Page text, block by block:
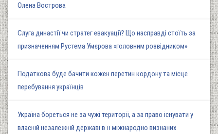
Олена Вострова
Слуга династії чи стратег евакуації? Що насправді стоїть за
призначенням Рустема Умєрова «головним розвідником»
Податкова буде бачити кожен перетин кордону та місце
перебування українців
Україна бореться не за чужі території, а за право існувати у
власній незалежній державі в її міжнародно визнаних